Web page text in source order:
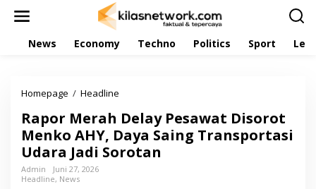
News Economy Techno Politics Sport
Homepage / Headline
p
o
r
M
Rapor Merah Delay Pesawat Disorot
Menko AHY, Daya Saing Transportasi
Udara Jadi Sorotan
Admin
Juni 27, 2026
Headline, News